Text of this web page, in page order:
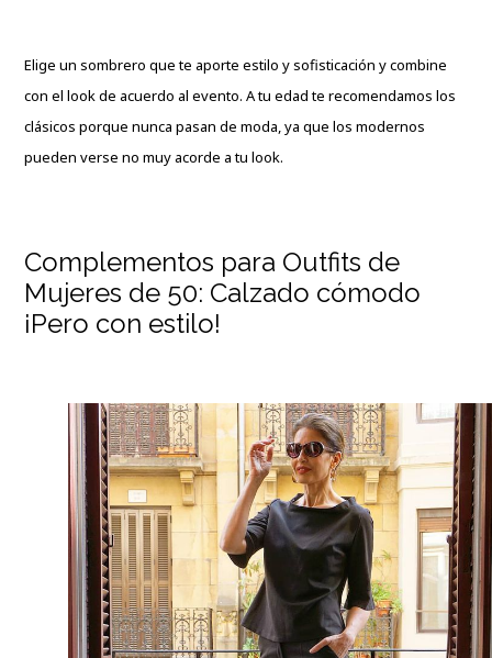
Elige un sombrero que te aporte estilo y sofisticación y combine
con el look de acuerdo al evento. A tu edad te recomendamos los
clásicos porque nunca pasan de moda, ya que los modernos
pueden verse no muy acorde a tu look.
Complementos para Outfits de
Mujeres de 50: Calzado cómodo
¡Pero con estilo!